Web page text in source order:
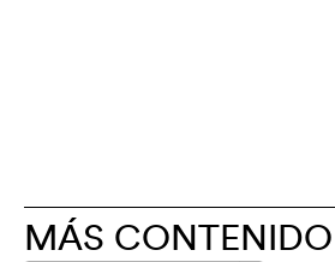
MÁS CONTENIDO